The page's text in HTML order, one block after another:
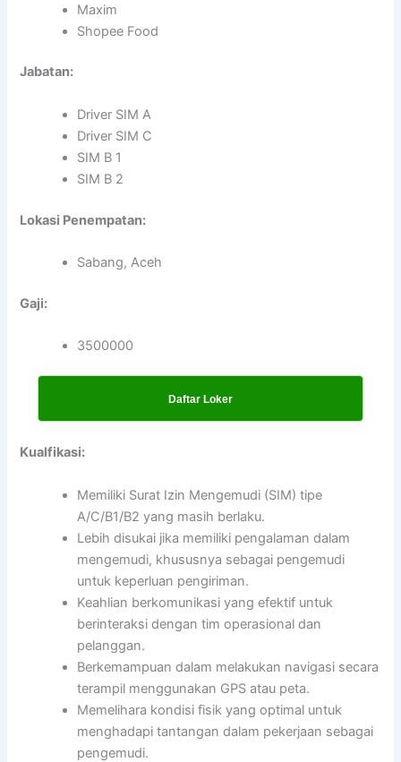
Maxim
Shopee Food
Jabatan:
Driver SIM A
Driver SIM C
SIM B 1
SIM B 2
Lokasi Penempatan:
Sabang, Aceh
Gaji:
3500000
Daftar Loker
Kualfikasi:
Memiliki Surat Izin Mengemudi (SIM) tipe
A/C/B1/B2 yang masih berlaku.
Lebih disukai jika memiliki pengalaman dalam
mengemudi, khususnya sebagai pengemudi
untuk keperluan pengiriman.
Keahlian berkomunikasi yang efektif untuk
berinteraksi dengan tim operasional dan
pelanggan.
Berkemampuan dalam melakukan navigasi secara
terampil menggunakan GPS atau peta.
Memelihara kondisi fisik yang optimal untuk
menghadapi tantangan dalam pekerjaan sebagai
pengemudi.